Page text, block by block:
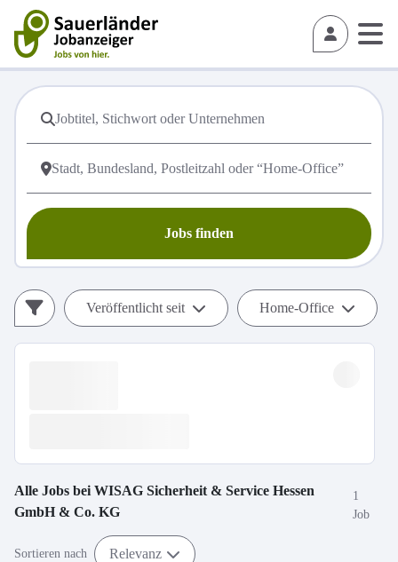
Jobs finden
Veröffentlicht seit Home-Office
Alle Jobs bei WISAG Sicherheit & Service Hessen
GmbH & Co. KG
1
Job
Sortieren nach Relevanz